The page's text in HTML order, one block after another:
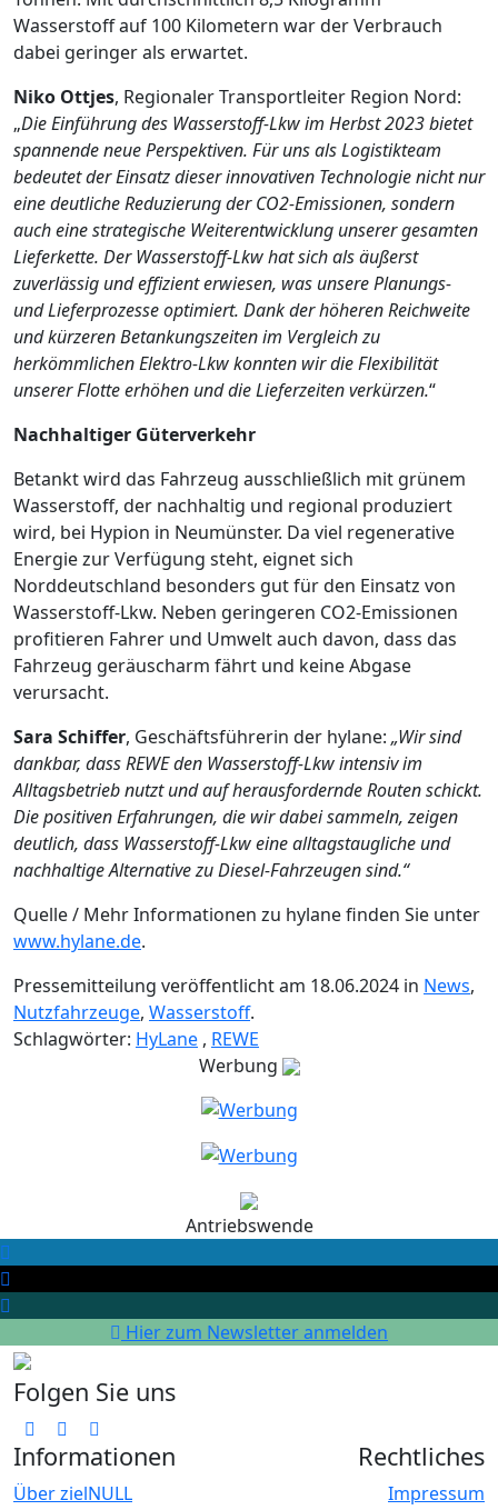
Wasserstoff auf 100 Kilometern war der Verbrauch
dabei geringer als erwartet.
Niko Ottjes, Regionaler Transportleiter Region Nord:
„Die Einführung des Wasserstoff-Lkw im Herbst 2023 bietet
spannende neue Perspektiven. Für uns als Logistikteam
bedeutet der Einsatz dieser innovativen Technologie nicht nur
eine deutliche Reduzierung der CO2-Emissionen, sondern
auch eine strategische Weiterentwicklung unserer gesamten
Lieferkette. Der Wasserstoff-Lkw hat sich als äußerst
zuverlässig und effizient erwiesen, was unsere Planungs-
und Lieferprozesse optimiert. Dank der höheren Reichweite
und kürzeren Betankungszeiten im Vergleich zu
herkömmlichen Elektro-Lkw konnten wir die Flexibilität
unserer Flotte erhöhen und die Lieferzeiten verkürzen.“
Nachhaltiger Güterverkehr
Betankt wird das Fahrzeug ausschließlich mit grünem
Wasserstoff, der nachhaltig und regional produziert
wird, bei Hypion in Neumünster. Da viel regenerative
Energie zur Verfügung steht, eignet sich
Norddeutschland besonders gut für den Einsatz von
Wasserstoff-Lkw. Neben geringeren CO2-Emissionen
profitieren Fahrer und Umwelt auch davon, dass das
Fahrzeug geräuscharm fährt und keine Abgase
verursacht.
Sara Schiffer, Geschäftsführerin der hylane: „Wir sind
dankbar, dass REWE den Wasserstoff-Lkw intensiv im
Alltagsbetrieb nutzt und auf herausfordernde Routen schickt.
Die positiven Erfahrungen, die wir dabei sammeln, zeigen
deutlich, dass Wasserstoff-Lkw eine alltagstaugliche und
nachhaltige Alternative zu Diesel-Fahrzeugen sind.“
Quelle / Mehr Informationen zu hylane finden Sie unter
www.hylane.de.
Pressemitteilung veröffentlicht am 18.06.2024 in News,
Nutzfahrzeuge, Wasserstoff.
Schlagwörter: HyLane , REWE
Werbung
Antriebswende
Hier zum Newsletter anmelden
Folgen Sie uns
Informationen
Über zielNULL
Rechtliches
Impressum